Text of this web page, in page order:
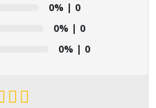
0% | 0
0% | 0
0% | 0